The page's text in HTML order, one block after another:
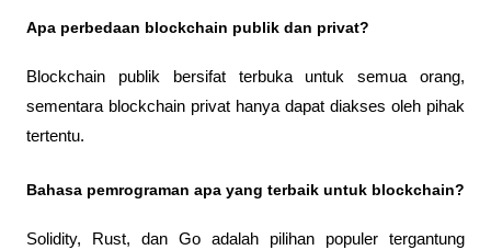
Apa perbedaan blockchain publik dan privat?
Blockchain publik bersifat terbuka untuk semua orang,
sementara blockchain privat hanya dapat diakses oleh pihak
tertentu.
Bahasa pemrograman apa yang terbaik untuk blockchain?
Solidity, Rust, dan Go adalah pilihan populer tergantung